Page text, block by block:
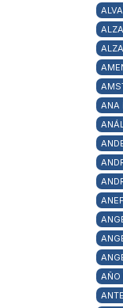
ANA
ANEF
AÑO